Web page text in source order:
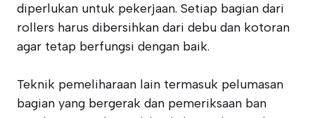
diperlukan untuk pekerjaan. Setiap bagian dari
rollers harus dibersihkan dari debu dan kotoran
agar tetap berfungsi dengan baik.
Teknik pemeliharaan lain termasuk pelumasan
bagian yang bergerak dan pemeriksaan ban